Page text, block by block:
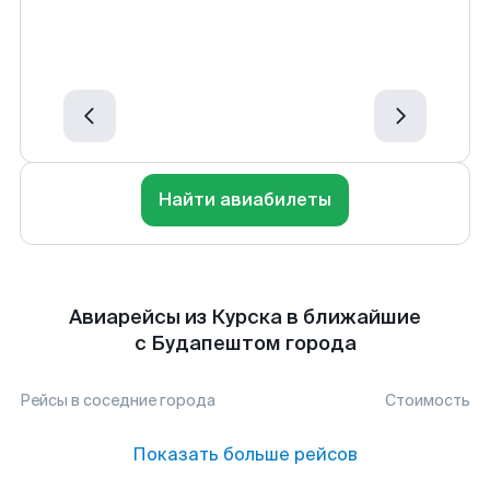
Найти авиабилеты
Авиарейсы из Курска в ближайшие
с Будапештом города
Рейсы в соседние города Стоимость
Показать больше рейсов